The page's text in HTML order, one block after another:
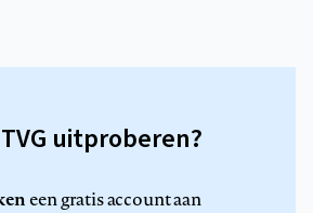
uitproberen?
een gratis account aan